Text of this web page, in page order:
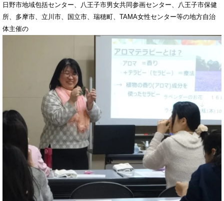
日野市地域包括センター、八王子市男女共同参画センター、八王子市保健
所、多摩市、立川市、国立市、瑞穂町、TAMA女性センター等の地方自治
体主催の